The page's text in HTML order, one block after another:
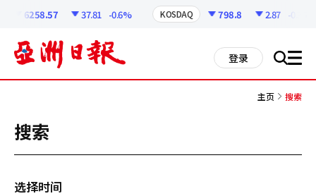
6258.57 37.81 -0.6% KOSDAQ 798.8 2.87 -0.36%
登录 搜 all
主页 搜索
搜索
选择时间